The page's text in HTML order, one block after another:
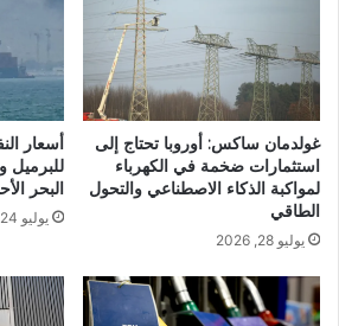
غولدمان ساكس: أوروبا تحتاج إلى
استثمارات ضخمة في الكهرباء
لمواكبة الذكاء الاصطناعي والتحول
الطاقي
يوليو 28, 2026
للبرميل
البحر
يوليو 24, 2026